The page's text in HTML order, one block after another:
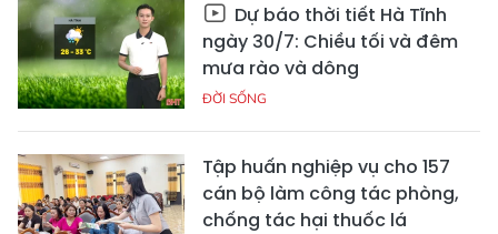
Dự báo thời tiết Hà Tĩnh
ngày 30/7: Chiều tối và đêm
mưa rào và dông
ĐỜI SỐNG
Tập huấn nghiệp vụ cho 157
cán bộ làm công tác phòng,
chống tác hại thuốc lá